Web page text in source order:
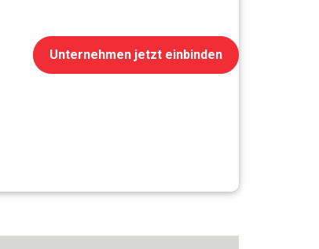
Unternehmen jetzt einbinden